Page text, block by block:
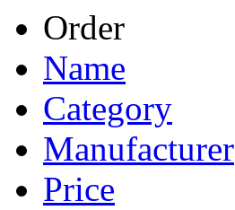
Order
Name
Category
Manufacturer
Price